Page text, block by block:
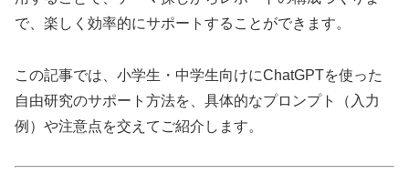
で、楽しく効率的にサポートすることができます。
この記事では、小学生・中学生向けにChatGPTを使った
自由研究のサポート方法を、具体的なプロンプト（入力
例）や注意点を交えてご紹介します。